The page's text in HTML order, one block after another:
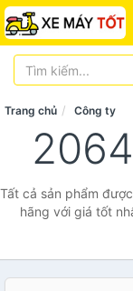
Trang chủ Công ty
Tất cả sản phẩm
hãng với giá tốt